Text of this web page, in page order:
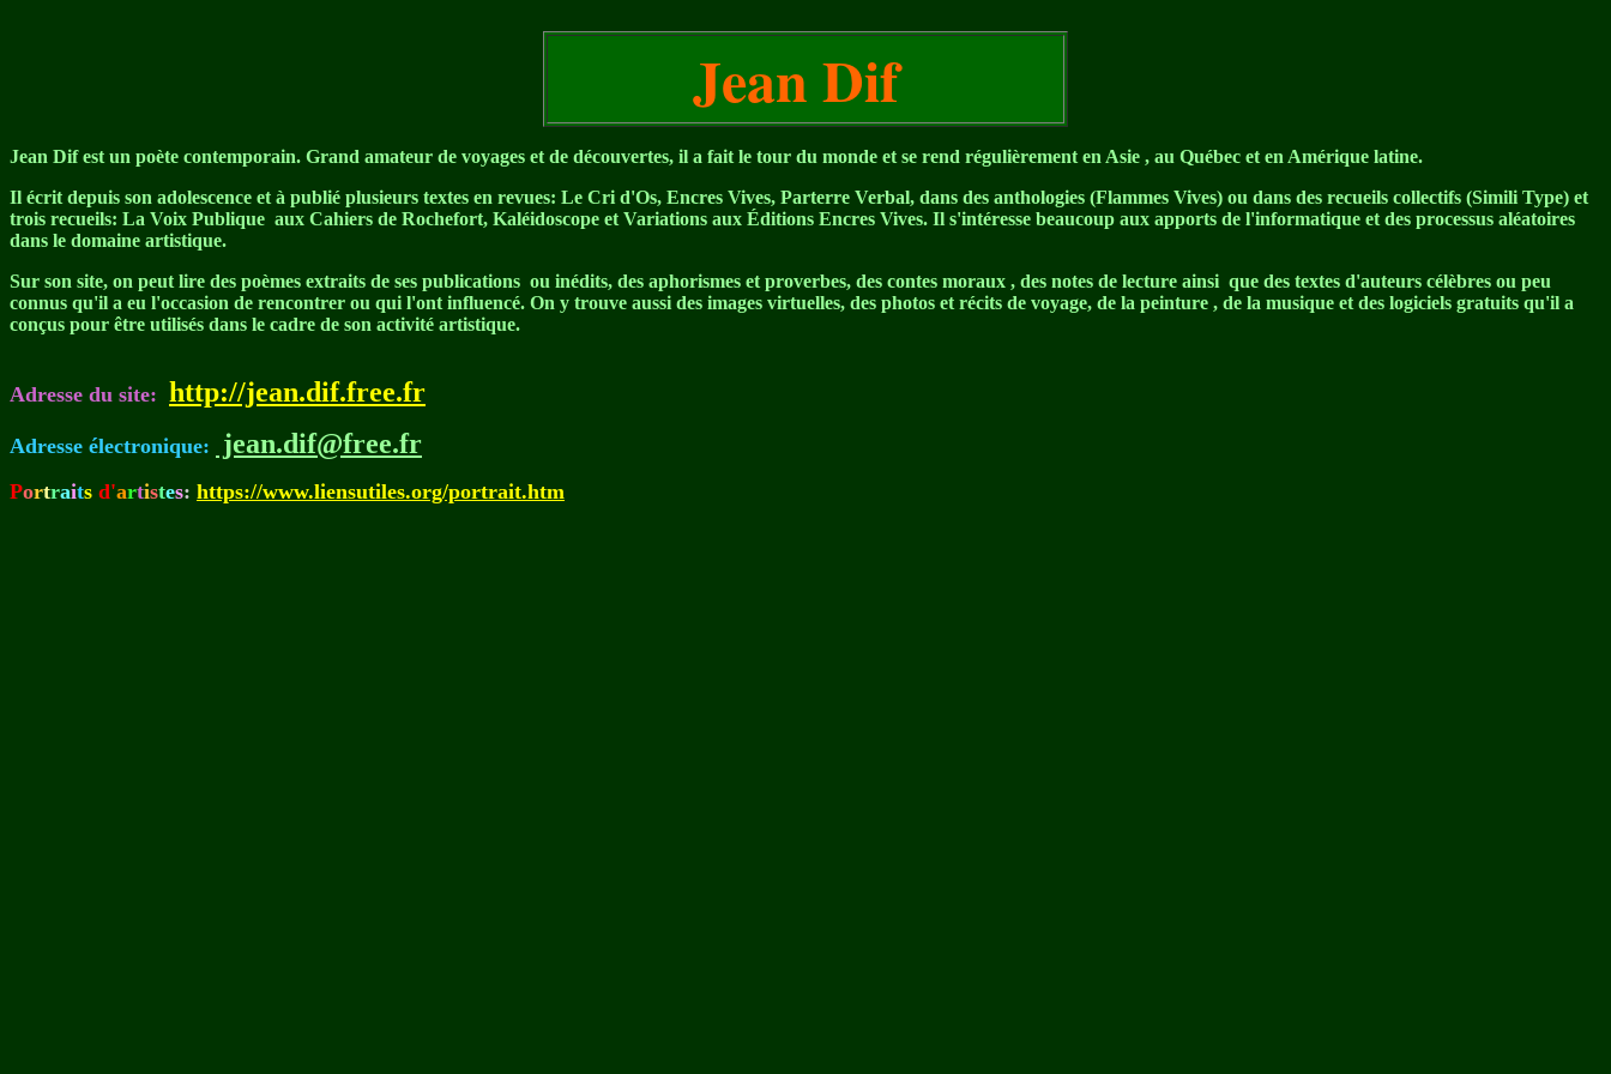
Jean Dif
Jean Dif est un poète contemporain. Grand amateur de voyages et de découvertes, il a fait le tour du monde et se rend régulièrement en Asie , au Québec et en Amérique latine.
Il écrit depuis son adolescence et à publié plusieurs textes en revues: Le Cri d'Os, Encres Vives, Parterre Verbal, dans des anthologies (Flammes Vives) ou dans des recueils collectifs (Simili Type) et
trois recueils: La Voix Publique aux Cahiers de Rochefort, Kaléidoscope et Variations aux Éditions Encres Vives. Il s'intéresse beaucoup aux apports de l'informatique et des processus aléatoires
dans le domaine artistique.
Sur son site, on peut lire des poèmes extraits de ses publications ou inédits, des aphorismes et proverbes, des contes moraux , des notes de lecture ainsi que des textes d'auteurs célèbres ou peu
connus qu'il a eu l'occasion de rencontrer ou qui l'ont influencé. On y trouve aussi des images virtuelles, des photos et récits de voyage, de la peinture , de la musique et des logiciels gratuits qu'il a
conçus pour être utilisés dans le cadre de son activité artistique.
Adresse du site: http://jean.dif.free.fr
Adresse électronique: jean.dif@free.fr
Portraits d'artistes: https://www.liensutiles.org/portrait.htm